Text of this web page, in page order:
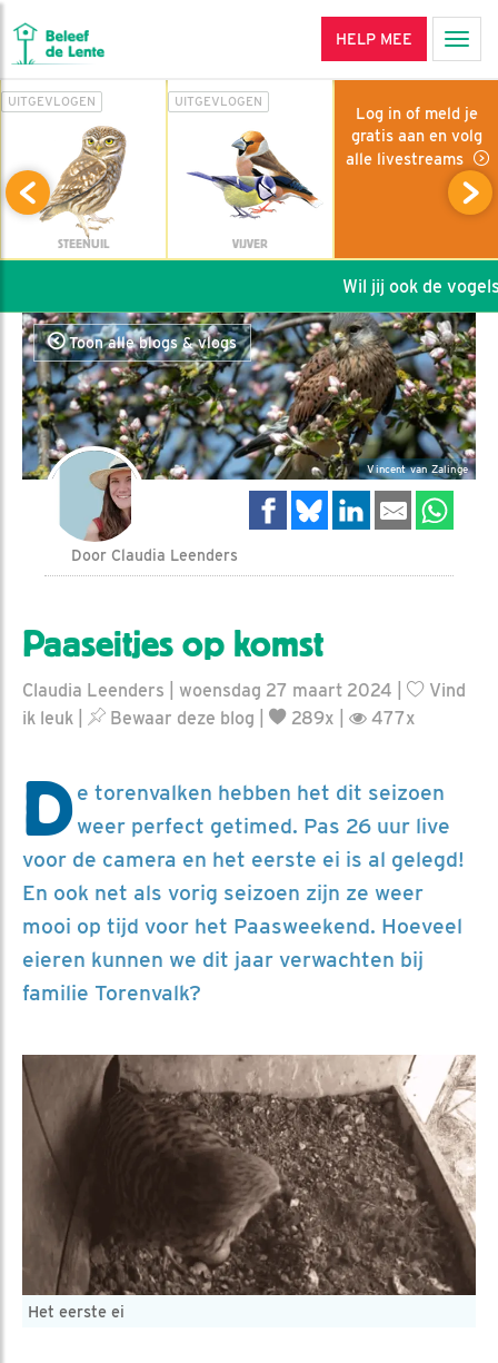
HELP MEE
UITGEVLOGEN
STEENUIL
UITGEVLOGEN
VIJVER
Log in of meld je
gratis aan en volg
alle livestreams
Wil jij ook de
Toon alle blogs & vlogs
Vincent van Zalinge
Door Claudia Leenders
Paaseitjes op komst
Claudia Leenders | woensdag 27 maart 2024 |
Vind
ik leuk
Bewaar deze blog 289x | 477x
De torenvalken hebben het dit seizoen
weer perfect getimed. Pas 26 uur live
voor de camera en het eerste ei is al gelegd!
En ook net als vorig seizoen zijn ze weer
mooi op tijd voor het Paasweekend. Hoeveel
eieren kunnen we dit jaar verwachten bij
familie Torenvalk?
Het eerste ei